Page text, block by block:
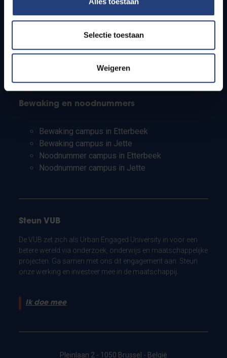
Selectie toestaan
Weigeren
Studenten
PhD-studenten
Leerkrachten en secundaire scholen
Bewaking en noodnummers
Bewaking campus in Etterbeek
Bewaking campus in Jette
Noodnummer campus in Etterbeek
Noodnummer campus in Jette
Steun VUB
De VUB zet zich als Urban Engaged University in voor een
betere wereld via onderzoek, onderwijs en maatschappelijke
projecten. Ga samen met ons dit engagement aan. Steun
onze werking en investeer mee in de maatschappij.
Ik doe mee
Pleinlaan 2 - 1050 Brussel - België